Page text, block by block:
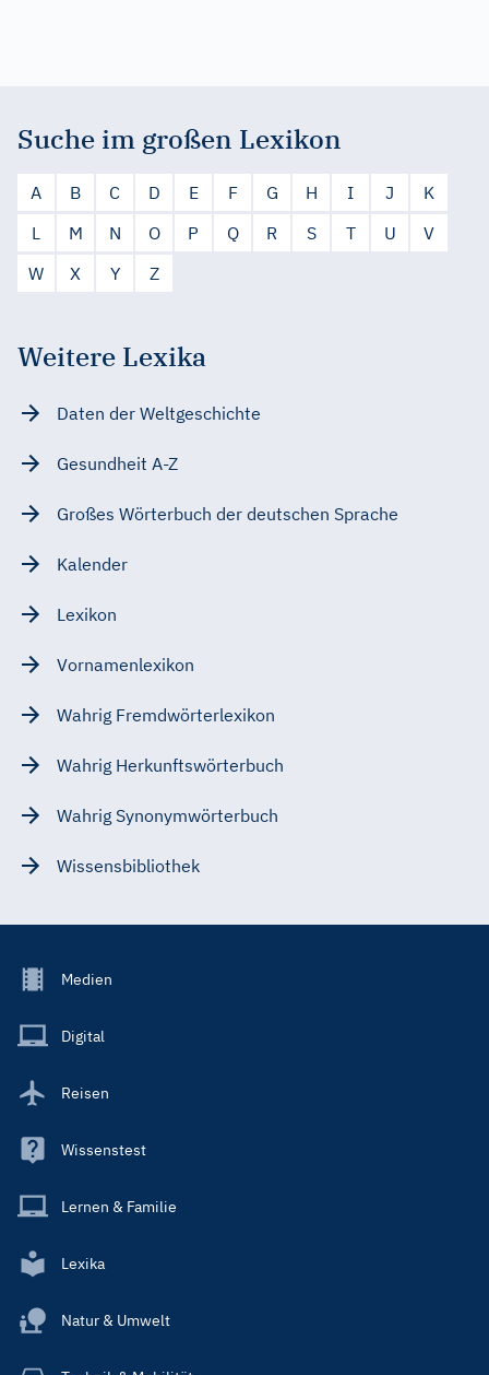
Suche im großen Lexikon
A B C D E F G H I J
K
L
M N O P Q R S T U
V
W
X Y Z
Weitere Lexika
Daten der Weltgeschichte
Gesundheit A-Z
Großes Wörterbuch der deutschen Sprache
Kalender
Lexikon
Vornamenlexikon
Wahrig Fremdwörterlexikon
Wahrig Herkunftswörterbuch
Wahrig Synonymwörterbuch
Wissensbibliothek
Footer
Main
Medien
Digital
Reisen
Wissenstest
Lernen & Familie
Lexika
Natur & Umwelt